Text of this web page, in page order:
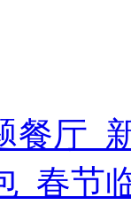
餐厅_
_春节